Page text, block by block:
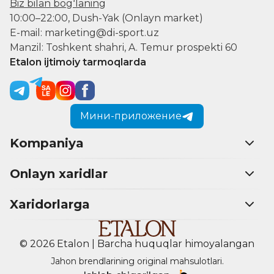
Biz bilan bogʻlaning
10:00–22:00, Dush-Yak (Onlayn market)
E-mail: marketing@di-sport.uz
Manzil: Toshkent shahri, A. Temur prospekti 60
Etalon ijtimoiy tarmoqlarda
Мини-приложение
Kompaniya
Onlayn xaridlar
Xaridorlarga
© 2026 Etalon | Barcha huquqlar himoyalangan
Jahon brendlarining original mahsulotlari.